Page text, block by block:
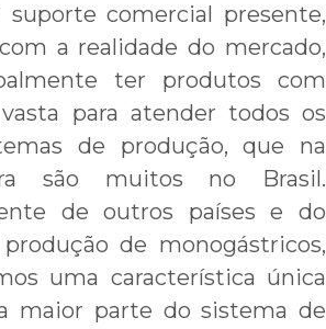
comercial presente,
a realidade do mercado,
ter produtos com
para atender todos os
de produção, que na
são muitos no Brasil.
de outros países e do
de monogástricos,
uma característica única
maior parte do sistema de